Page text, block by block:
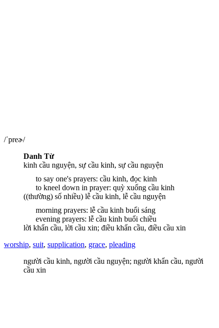
/ˈpreɚ/
Danh Từ
kinh cầu nguyện, sự cầu kinh, sự cầu nguyện
to say one's prayers: cầu kinh, đọc kinh
to kneel down in prayer: quỳ xuống cầu kinh
((thường) số nhiều) lễ cầu kinh, lễ cầu nguyện
morning prayers: lễ cầu kinh buổi sáng
evening prayers: lễ cầu kinh buổi chiều
lời khẩn cầu, lời cầu xin; điều khẩn cầu, điều cầu xin
worship, suit, supplication, grace, pleading
người cầu kinh, người cầu nguyện; người khẩn cầu, người
cầu xin